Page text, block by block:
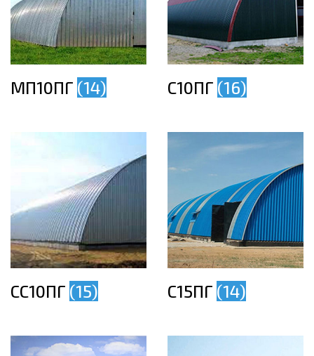
МП10ПГ (14) С10ПГ (16)
СС10ПГ (15) С15ПГ (14)